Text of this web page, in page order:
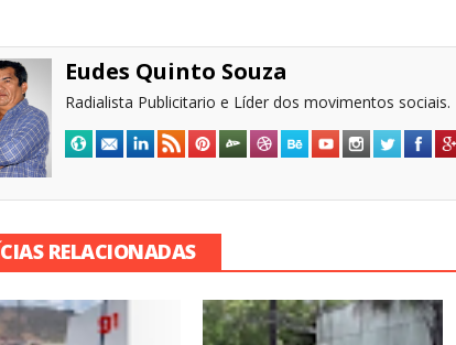
Eudes Quinto Souza
Radialista Publicitario e Líder dos movimentos sociais.
RELACIONADAS